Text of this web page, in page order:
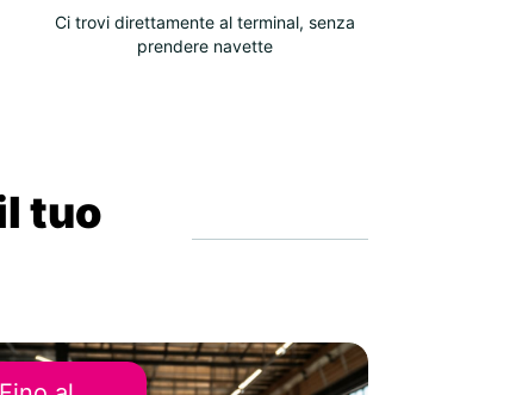
Ci trovi direttamente al terminal, senza
prendere navette
tuo